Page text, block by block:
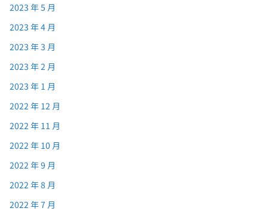
2023 年 5 月
2023 年 4 月
2023 年 3 月
2023 年 2 月
2023 年 1 月
2022 年 12 月
2022 年 11 月
2022 年 10 月
2022 年 9 月
2022 年 8 月
2022 年 7 月